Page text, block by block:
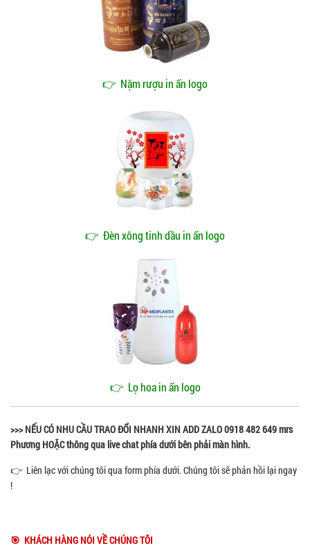
👉 Nậm rượu in ấn logo
👉 Đèn xông tinh dầu in ấn logo
👉 Lọ hoa in ấn logo
>>> NẾU CÓ NHU CẦU TRAO ĐỔI NHANH XIN ADD ZALO 0918 482 649 mrs
Phương HOẶC thông qua live chat phía dưới bên phải màn hình.
👉 Liên lạc với chúng tôi qua form phía dưới. Chúng tôi sẽ phản hồi lại ngay
!
🎯 KHÁCH HÀNG NÓI VỀ CHÚNG TÔI